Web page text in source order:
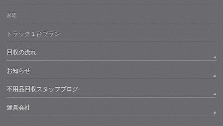
家電
トラック１台プラン
回収の流れ
お知らせ
不用品回収スタッフブログ
運営会社